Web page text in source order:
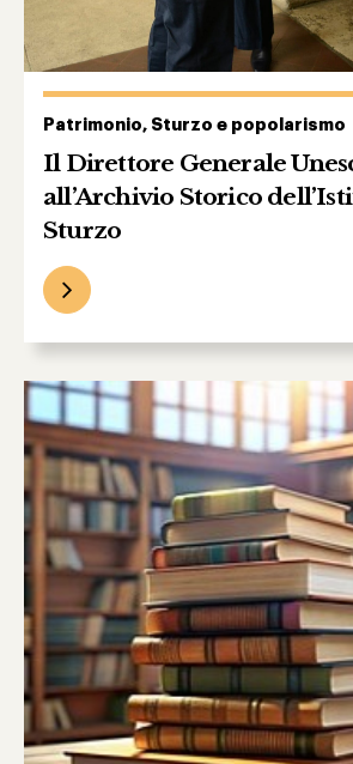
Patrimonio, Sturzo e popolarismo
Il Direttore Generale
all’Archivio Storico
Sturzo